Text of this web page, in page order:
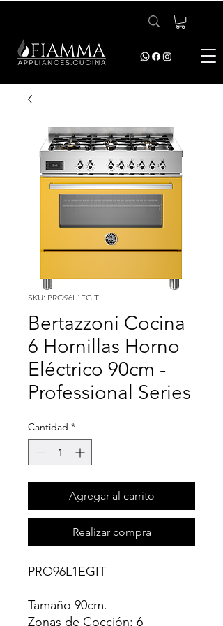
SKU: PRO96L1EGIT
Bertazzoni Cocina
6 Hornillas Horno
Eléctrico 90cm -
Professional Series
Cantidad *
Agregar al carrito
Realizar compra
PRO96L1EGIT
Tamaño 90cm.
Zonas de Cocción: 6